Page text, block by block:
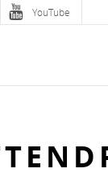
YouTube